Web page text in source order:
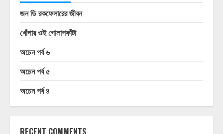
জন ডি রকফেলারের জীবন
খোঁপার ওই গোলাপকাঁটা
অচেন পর্ব ৬
অচেন পর্ব ৫
অচেন পর্ব ৪
RECENT COMMENTS